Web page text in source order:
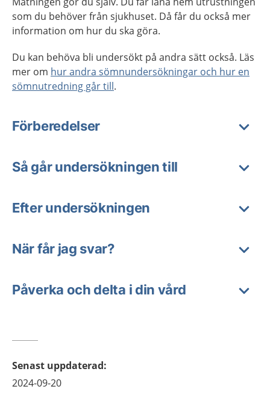
som du behöver från sjukhuset. Då får du också mer
information om hur du ska göra.
Du kan behöva bli undersökt på andra sätt också. Läs
mer om hur andra sömnundersökningar och hur en
sömnutredning går till.
Förberedelser
Så går undersökningen till
Efter undersökningen
När får jag svar?
Påverka och delta i din vård
Senast uppdaterad:
2024-09-20